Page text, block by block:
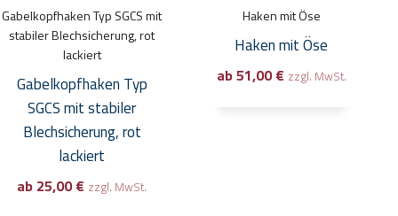
Gabelkopfhaken Typ SGCS mit
stabiler Blechsicherung, rot
lackiert
Gabelkopfhaken Typ
SGCS mit stabiler
Blechsicherung, rot
lackiert
ab 25,00€ zzgl. MwSt.
Optionen
können
der
Produktseite
gewählt
Haken mit Öse
Haken mit Öse
ab51,00€ zzgl. MwSt.
Optionen
der